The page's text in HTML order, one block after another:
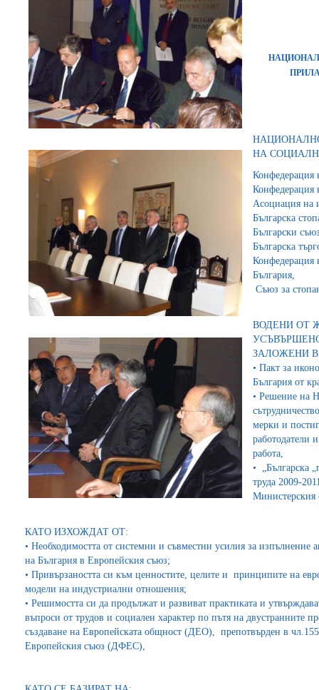
НА
Конфедерация
Конфедерация
Асоциация на
Българска
Български
Българска
Конфедерация
България,
Съюз за
ВОДЕНИ ОТ
ЗАЛОЖЕНИ В
• Пакт за
България от
• Решение на
мерки и
работодатели
работа,
• „Българска
труда 2009-
Министерския
КАТО ИЗХОЖДАТ ОТ:
• Необходимостта от системни и съвместни усилия за
на България в Европейския съюз;
• Привързаността си към ценностите, целите и принципите на
модели на индустриални отношения;
• Решимостта си да продължат и развиват практиката и
въпроси от трудов и социален характер по пътя на двустранните
създаване на Европейската общност (ДЕО), препотвърден в
Европейския съюз (ДФЕС),